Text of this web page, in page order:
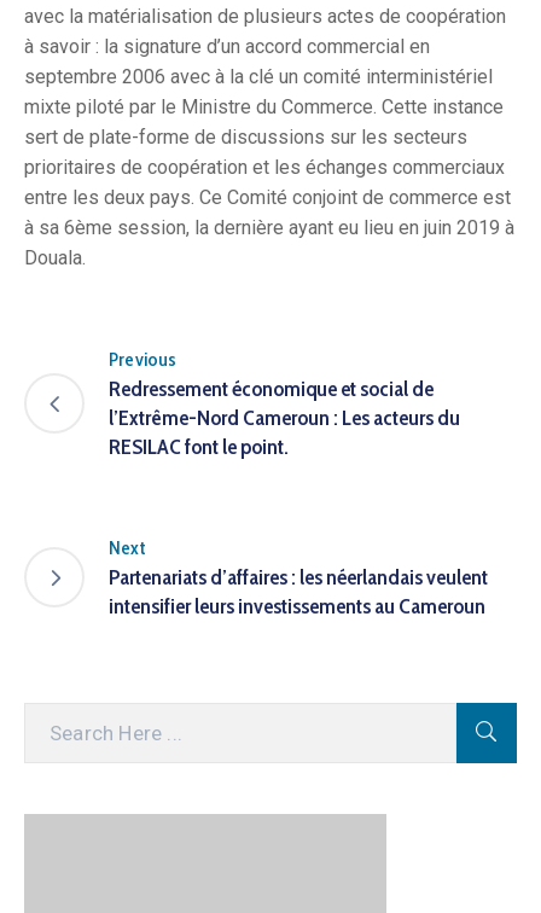
avec la matérialisation de plusieurs actes de coopération
à savoir : la signature d’un accord commercial en
septembre 2006 avec à la clé un comité interministériel
mixte piloté par le Ministre du Commerce. Cette instance
sert de plate-forme de discussions sur les secteurs
prioritaires de coopération et les échanges commerciaux
entre les deux pays. Ce Comité conjoint de commerce est
à sa 6ème session, la dernière ayant eu lieu en juin 2019 à
Douala.
Previous
Redressement économique et social de
l’Extrême-Nord Cameroun : Les acteurs du
RESILAC font le point.
Next
Partenariats d’affaires : les néerlandais veulent
intensifier leurs investissements au Cameroun